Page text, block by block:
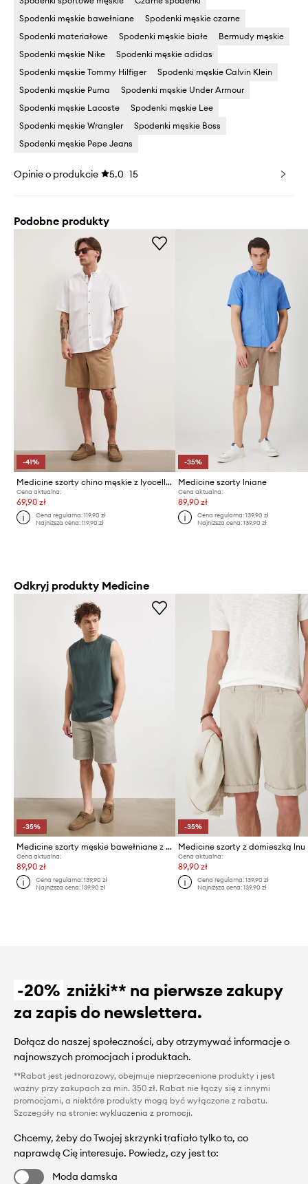
Spodenki męskie bawełniane
Spodenki męskie czarne
Spodenki materiałowe
Spodenki męskie białe
Bermudy męskie
Spodenki męskie Nike
Spodenki męskie adidas
Spodenki męskie Tommy Hilfiger
Spodenki męskie Calvin Klein
Spodenki męskie Puma
Spodenki męskie Under Armour
Spodenki męskie Lacoste
Spodenki męskie Lee
Spodenki męskie Wrangler
Spodenki męskie Boss
Spodenki męskie Pepe Jeans
Opinie o produkcie 5.0 15
Podobne produkty
-41%
Medicine szorty chino męskie z lyocellem
Cena aktualna:
69,90 zł
Cena regularna:119,90 zł
Najniższa cena:119,90 zł
-35%
Medicine szorty lniane
Cena aktualna:
89,90 zł
Cena regularna: 139,90 zł
Najniższa cena: 139,90 zł
Odkryj produkty Medicine
-35%
Medicine szorty męskie bawełniane z elastanem
Cena aktualna:
89,90 zł
Cena regularna:139,90 zł
Najniższa cena:139,90 zł
-35%
Medicine szorty z domieszką lnu
Cena aktualna:
89,90 zł
Cena regularna: 139,90 zł
Najniższa cena: 139,90 zł
-20% zniżki** na pierwsze zakupy
za zapis do newslettera.
Dołącz do naszej społeczności, aby otrzymywać informacje o
najnowszych promocjach i produktach.
**Rabat jest jednorazowy, obejmuje nieprzecenione produkty i jest
ważny przy zakupach za min. 350 zł. Rabat nie łączy się z innymi
promocjami, a niektóre produkty mogą być wyłączone z rabatu.
Szczegóły na stronie: wykluczenia z promocji.
Chcemy, żeby do Twojej skrzynki trafiało tylko to, co
naprawdę Cię interesuje. Powiedz, czy jest to:
Moda damska